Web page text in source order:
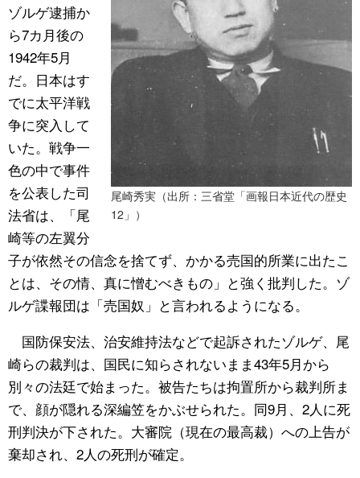
尾崎秀実（出所：三省堂「画報日本近代の歴史
12」）
ゾルゲ逮捕か
ら7カ月後の
1942年5月
だ。日本はす
でに太平洋戦
争に突入して
いた。戦争一
色の中で事件
を公表した司
法省は、「尾
崎等の左翼分
子が依然その信念を捨てず、かかる売国的所業に出たこ
とは、その情、真に憎むべきもの」と強く批判した。ゾ
ルゲ諜報団は「売国奴」と言われるようになる。
国防保安法、治安維持法などで起訴されたゾルゲ、尾
崎らの裁判は、国民に知らされないまま43年5月から
別々の法廷で始まった。被告たちは拘置所から裁判所ま
で、顔が隠れる深編笠をかぶせられた。同9月、2人に死
刑判決が下された。大審院（現在の最高裁）への上告が
棄却され、2人の死刑が確定。